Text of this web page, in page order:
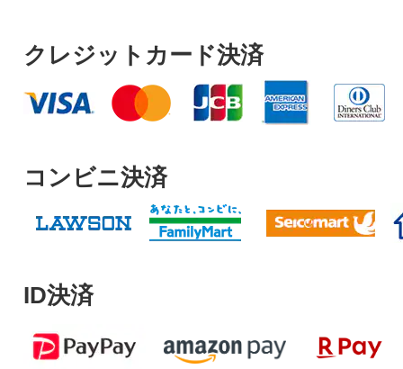
クレジットカード決済
コンビニ決済
ID決済